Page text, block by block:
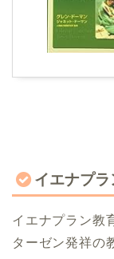
イエナプラ
イエナプラン教
ターゼン発祥の